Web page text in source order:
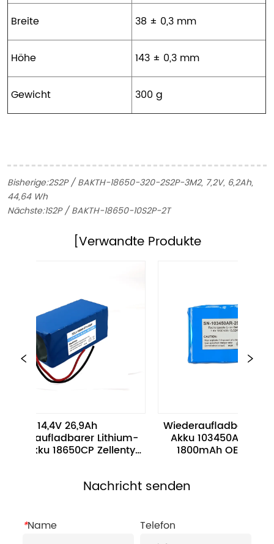
Breite 38 ± 0,3 mm
Höhe 143 ± 0,3 mm
Gewicht 300 g
Bisherige:2S2P / BAKTH-18650-320-2S2P-3M2, 7,2V, 6,2Ah,
44,64 Wh
Nächste:1S2P / BAKTH-18650-10S2P-2T
[Verwandte Produkte
14,4V 26,9Ah
Lithium-
Akku 18650CP Zellentyp
Wiederaufladbarer Li-
Akku 103450AR Akku
1800mAh OEM Services
Nachricht senden
*Name Telefon